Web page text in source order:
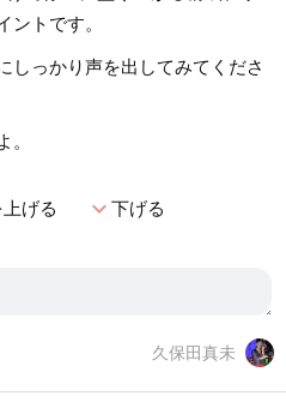
ントです。
しっかり声を出してみてくださ
。
げる expand_more下げる
久保田真未